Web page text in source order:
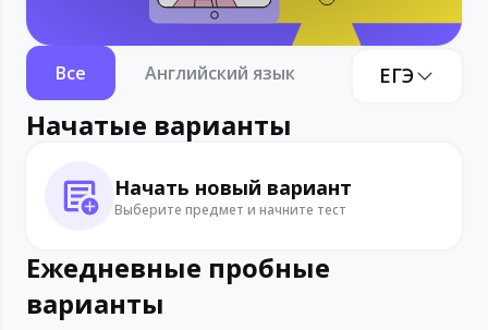
Все Английский язык Информатика
ЕГЭ
Начатые варианты
Начать новый вариант
Выберите предмет и начните тест
Ежедневные пробные
варианты